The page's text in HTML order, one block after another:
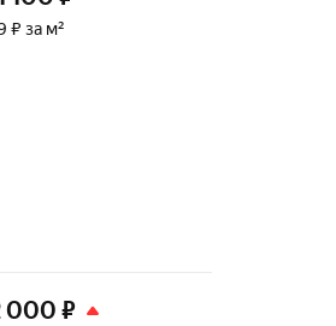
₽ за м²
000 ₽